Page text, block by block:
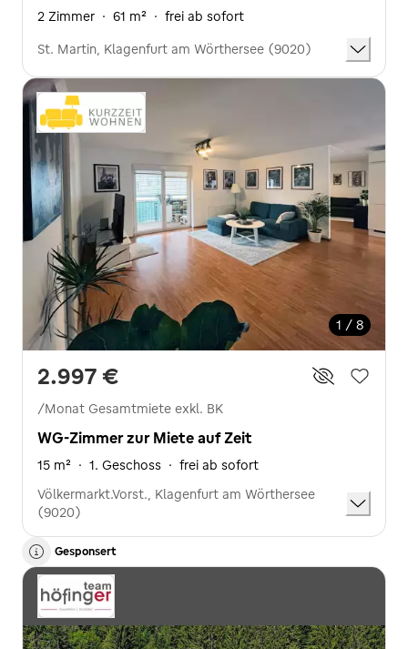
2 Zimmer · 61 m² · frei ab sofort
St. Martin, Klagenfurt am Wörthersee (9020)
1 / 8
2.997 €
/Monat Gesamtmiete exkl. BK
WG-Zimmer zur Miete auf Zeit
15 m² · 1. Geschoss · frei ab sofort
Völkermarkt.Vorst., Klagenfurt am Wörthersee
(9020)
Gesponsert